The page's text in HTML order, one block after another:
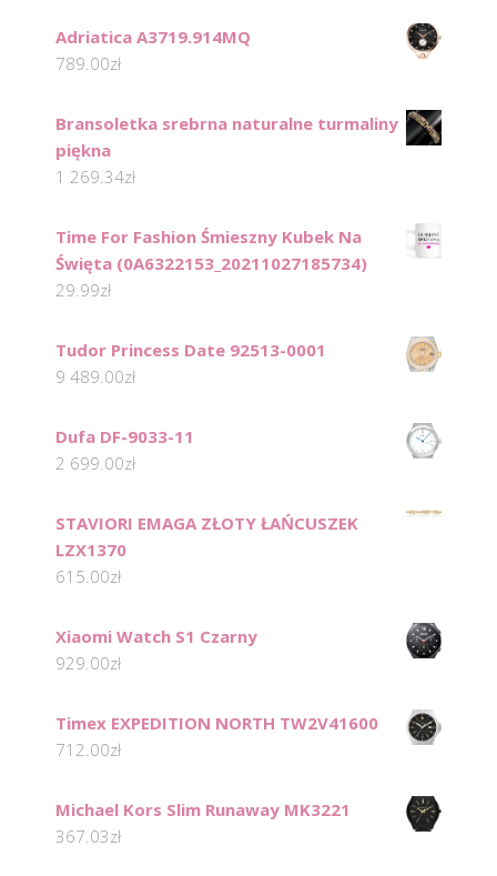
Adriatica A3719.914MQ
789.00zł
Bransoletka srebrna naturalne turmaliny
piękna
1 269.34zł
Time For Fashion Śmieszny Kubek Na
Święta (0A6322153_20211027185734)
29.99zł
Tudor Princess Date 92513-0001
9 489.00zł
Dufa DF-9033-11
2 699.00zł
STAVIORI EMAGA ZŁOTY ŁAŃCUSZEK
LZX1370
615.00zł
Xiaomi Watch S1 Czarny
929.00zł
Timex EXPEDITION NORTH TW2V41600
712.00zł
Michael Kors Slim Runaway MK3221
367.03zł